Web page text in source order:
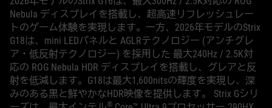
Nebula ディスプレイを搭載し、超高速リフレッシュレー
トのゲーム体験を実現します。一方、2026年モデルのStrix
G18は、mini LEDパネルと AGLRテクノロジー (アンチグレ
ア・低反射テクノロジー) を採用した 最大240Hz / 2.5K対
応の ROG Nebula HDR ディスプレイを搭載し、グレアと反
射を低減します。G18は最大1,600nitsの輝度を実現し、深
みのある黒と鮮やかなHDR映像を提供します。 Strix Gシリ
®